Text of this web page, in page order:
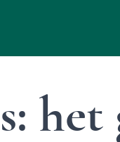
het